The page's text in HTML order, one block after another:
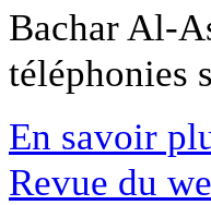
Bachar Al-
téléphonies
En savoir
Revue du